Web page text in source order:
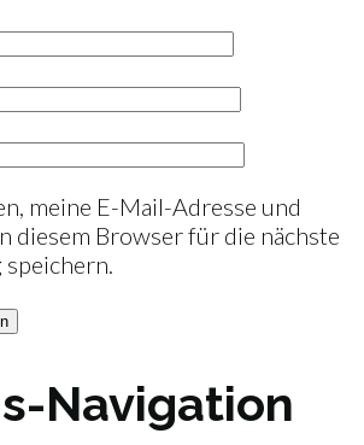
meine E-Mail-Adresse und
diesem Browser für die nächste
Navigation